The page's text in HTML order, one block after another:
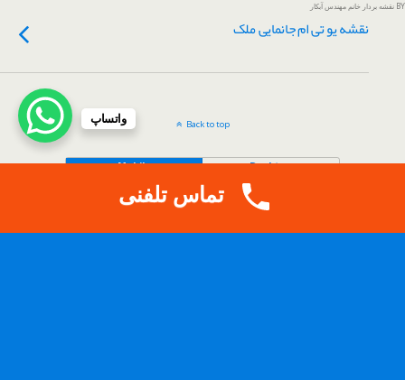
BY نقشه بردار خانم مهندس آبکار
نقشه یو تی ام جانمایی ملک
Back to top
Mobile Desktop
Tech Tips CopyProtect Wordpress Blogs
واتساپ
تماس تلفنی